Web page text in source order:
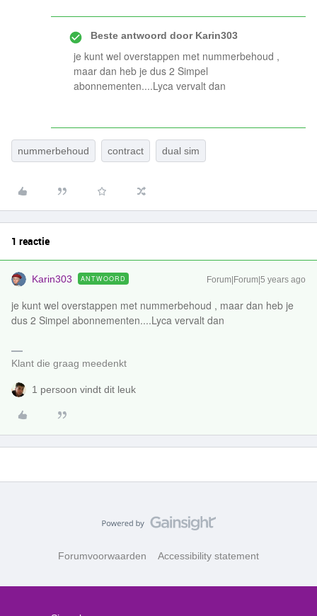
Beste antwoord doorKarin303
je kunt wel overstappen met nummerbehoud ,
maar dan heb je dus 2 Simpel
abonnementen....Lyca vervalt dan
nummerbehoud contract dual sim
1 reactie
Karin303 ANTWOORD Forum|Forum|5 years ago
je kunt wel overstappen met nummerbehoud , maar dan heb je
dus 2 Simpel abonnementen....Lyca vervalt dan
Klant die graag meedenkt
1 persoon vindt dit leuk
Forumvoorwaarden Accessibility statement